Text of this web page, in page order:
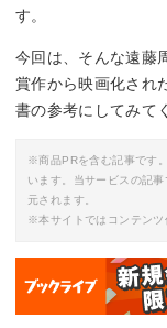
す。
今回は、そんな遠藤
賞作から映画化され
書の参考にしてみて
※商品PRを含む記事です
います。当サービスの記
元されます。
※本サイトではコンテンツ